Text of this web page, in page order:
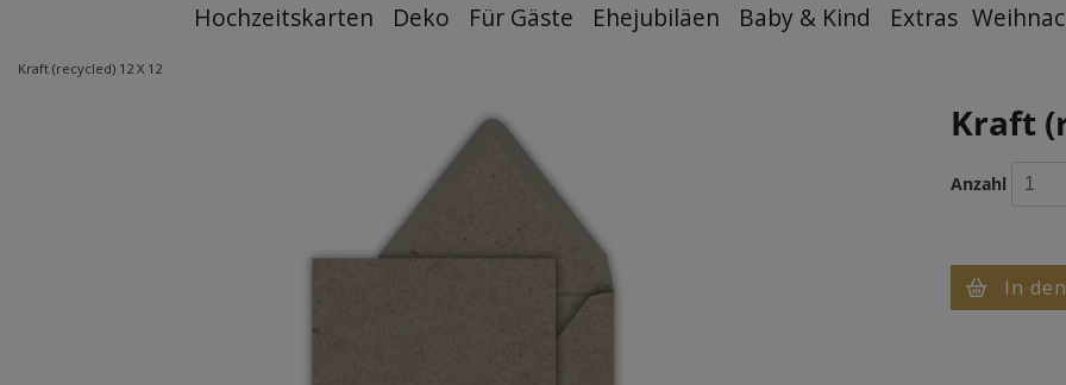
Hochzeitskarten Deko Für Gäste Ehejubiläen Baby & Kind Extras
Kraft (recycled) 12 X 12
Kraft
Anzahl
In